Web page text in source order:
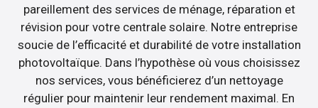
pareillement des services de ménage, réparation et
révision pour votre centrale solaire. Notre entreprise
soucie de l’efficacité et durabilité de votre installation
photovoltaïque. Dans l’hypothèse où vous choisissez
nos services, vous bénéficierez d’un nettoyage
régulier pour maintenir leur rendement maximal. En